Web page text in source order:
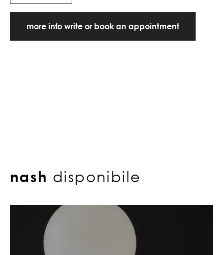
more info write or book an appointment
nash disponibile